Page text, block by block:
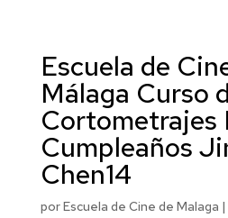
Escuela de
Málaga Curso
Cortometrajes
Cumpleaños
Chen14
porEscuela de Cine de Malaga |